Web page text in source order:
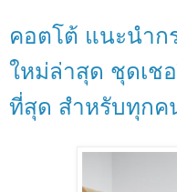
คอตโต้ แนะนำก
ใหม่ล่าสุด ชุดเช
ที่สุด สำหรับทุกค